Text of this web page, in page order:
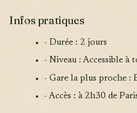
Infos pratiques
- Durée : 2 jours
- Niveau : Accessible à
- Gare la plus proche :
- Accès : à 2h30 de